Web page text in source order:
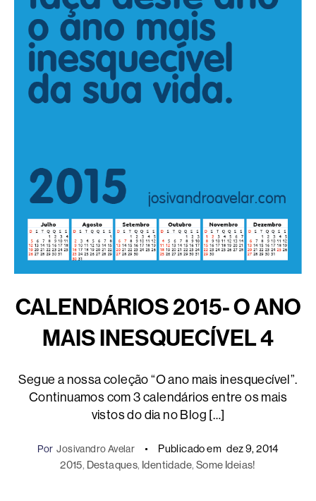
CALENDÁRIOS 2015- O ANO
MAIS INESQUECÍVEL 4
Segue a nossa coleção “O ano mais inesquecível”.
Continuamos com 3 calendários entre os mais
vistos do dia no Blog […]
Por Josivandro Avelar Publicado em dez 9, 2014
2015, Destaques, Identidade, Some Ideias!